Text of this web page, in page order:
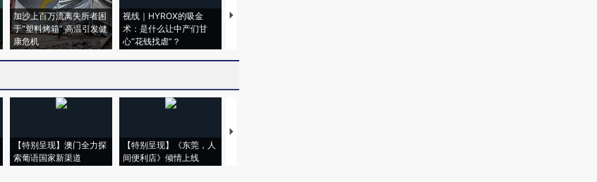
加沙上百万流离失所者困
于“塑料烤箱” 高温引发健
康危机
视线｜HYROX的吸金
术：是什么让中产们甘
心“花钱找虐”？
马航飞行员跨国走私7万
【特别呈现】澳门全力探
索葡语国家新渠道
【特别呈现】《东莞，人
间便利店》倾情上线
【推广】走进第四届链博